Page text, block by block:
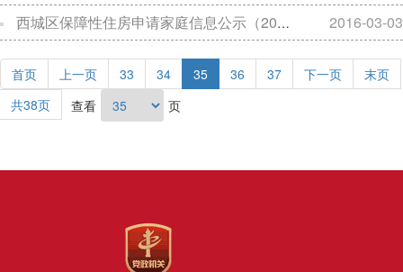
西城区保障性住房申请家庭信息公示（2015年2月13日）
2016-03-03
首页 上一页 33 34 35 36 37 下一页
末页
共38页
查看 页